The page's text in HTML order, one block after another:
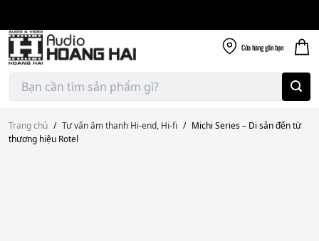
content
Cửa hànggần bạn
Tìm
kiếm:
Trang chủ / Tư vấn âm thanh Hi-end, Hi-fi / Michi Series – Di sản đến từ
thương hiệu Rotel